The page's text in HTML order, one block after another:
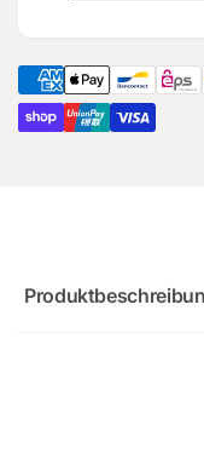
RS3
für
Audi
RS3